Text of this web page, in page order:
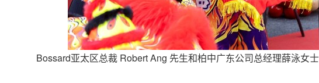
Bossard亚太区总裁 Robert Ang 先生和柏中广东公司总经理薛泳女